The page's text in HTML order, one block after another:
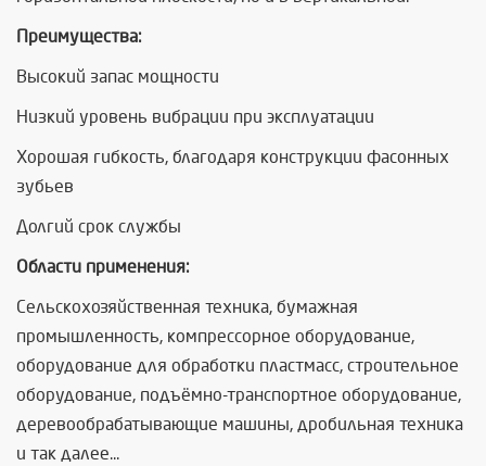
Преимущества:
Высокий запас мощности
Низкий уровень вибрации при эксплуатации
Хорошая гибкость, благодаря конструкции фасонных
зубьев
Долгий срок службы
Области применения:
Сельскохозяйственная техника, бумажная
промышленность, компрессорное оборудование,
оборудование для обработки пластмасс, строительное
оборудование, подъёмно-транспортное оборудование,
деревообрабатывающие машины, дробильная техника
и так далее...